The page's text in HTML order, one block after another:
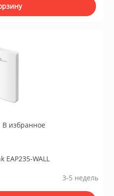
В избранное
EAP235-WALL
3-5 недель